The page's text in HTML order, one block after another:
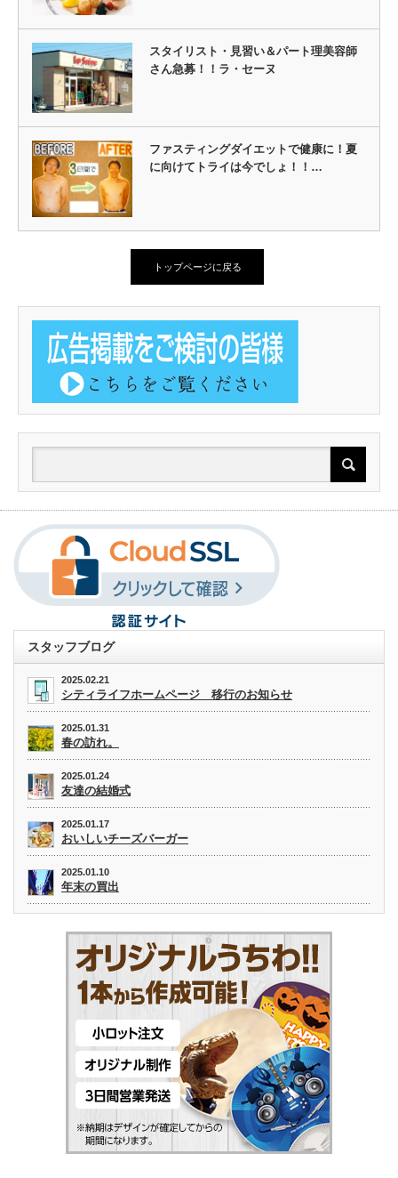
スタイリスト・見習い＆パート理美容師
さん急募！！ラ・セーヌ
ファスティングダイエットで健康に！夏
に向けてトライは今でしょ！！…
トップページに戻る
スタッフブログ
2025.02.21
シティライフホームページ 移行のお知らせ
2025.01.31
春の訪れ。
2025.01.24
友達の結婚式
2025.01.17
おいしいチーズバーガー
2025.01.10
年末の買出